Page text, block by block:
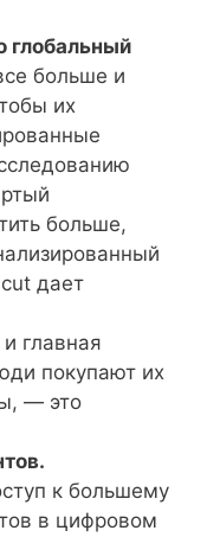
глобальный
больше и
их
больше,
дает
главная
покупают их
— это
к большему
в цифровом